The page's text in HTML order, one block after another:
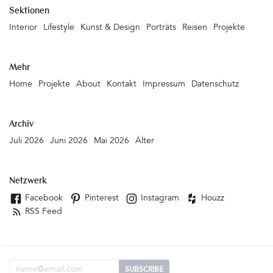
Team setzen Eure Ideen gerne um. Leuchtschriften können auch
problemlos verschickt werden. NeonBär, Kollwitzstraße 48, 10405
Sektionen
Interior Lifestyle Kunst & Design Porträts Reisen Projekte
Mehr
Home Projekte About Kontakt Impressum Datenschutz
Archiv
Juli 2026 Juni 2026 Mai 2026 Älter
Netzwerk
Facebook Pinterest Instagram
Houzz
RSS Feed
Email Adresse SUBSCRIBE